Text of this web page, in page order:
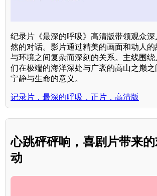
纪录片《最深的呼吸》高清版带领观众深
然的对话。影片通过精美的画面和动人的
与环境之间复杂而深刻的关系。主线围
们在极端的海洋深处与广袤的高山之巅
宁静与生命的意义。
记录片，最深的呼吸，正片，高清版
心跳砰砰响，喜剧片带来
动